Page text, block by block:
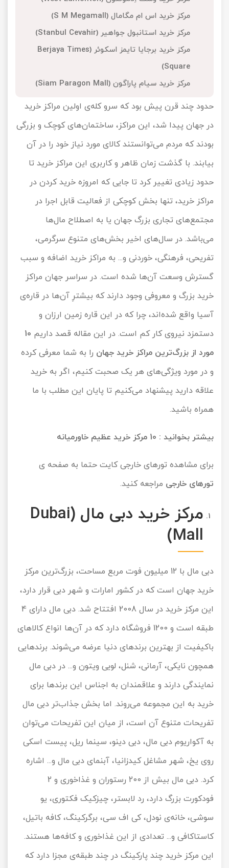
مرکز خرید اس ام مگامال (S M Megamall)
مرکز خرید استانبول جواهیر (Stanbul Cevahir)
مرکز خرید برجایا تایمز اسکوئر (Berjaya Times
Square)
مرکز خرید سیام پاراگون (Siam Paragon Mall)
حدود چند قرن پیش بود که سرو کله‌ی اولین مراکز خرید
در جهان پیدا شد، این مراکز، ساختمان‌های کوچک و بزرگی
بودند که مردم می‌توانستند کالای مورد نیاز خود را در آن
بیابند. با گذشت زمان ظاهر و کاربری این مراکز خرید تا
حدود زیادی تغییر کرد تا جایی که امروزه خرید کردن در
مراکز خرید، تنها بخش کوچکی از فعالیت قابل اجرا در
مجتمع‌های تجاری بزرگ جهان یا به اصطلاح مال‌ها
می‌باشد. در سال‌های اخیر بخش‌های متنوع سرگرمی،
تفریحی، فرهنگی، خوردنی و... به مراکز خرید اضافه و سبب
گسترش وسعت آن‌ها شده است. در سراسر جهان مراکز
خرید بزرگ و معروفی وجود دارند که بیشترِ آن‌ها در قاره‌ی
آسیا واقع شده‌اند، چرا که در این قاره زمین ارزان و
دستمزد نیروی کار کم است. در این مقاله قصد داریم 10
مورد از بزرگ‌ترین مراکز خرید جهان را به شما معرفی کرده
و در مورد ویژگی‌های هر یک صحبت کنیم، اگر به خرید
علاقه دارید پیشنهاد می‌کنیم تا پایان این مطلب با ما
همراه باشید.
بیشتر بخوانید : 10 مرکز خرید عظیم خاورمیانه
برای مشاهده تورهای خارجی کایت حتما به صفحه ی
تورهای خارجی مراجعه کنید.
مرکز خرید دبی مال (Dubai
Mall)
دبی مال با 12 میلیون فوت مربع مساحت، بزرگ‌ترین مرکز
خرید جهان است که در کشور امارات و شهر دبی قرار دارد،
این مرکز خرید در سال 2008 افتتاح شد. دبی مال دارای 4
طبقه است و 1200 فروشگاه دارد که در آن‌ها انواع کالاهای
باکیفیت از بهترین برندهای دنیا عرضه می‌شوند. برندهایی
همچون نایکی، آرمانی، شنل، لویی ویتون و... در دبی مال
نمایندگی دارند و علاقمندان به اجناس این برندها برای
خرید به این مجموعه می‌روند. اما بخش جذاب‌تر دبی مال
تفریحات متنوع آن است، از میان این تفریحات می‌توان
به آکواریوم دبی مال، دبی دینو، سینما ریل، پیست اسکی
روی یخ، شهر مشاغل کیدزانیا، آبنمای دبی مال و... اشاره
کرد. دبی مال بیش از 200 رستوران و غذاخوری و 2
فودکورت بزرگ دارد، رد لابستر، چیزکیک فکتوری، یو
سوشی، خانه‌ی نودل، کی اف سی، برگرکینگ، کافه باتیل،
کاستاکافی و... تعدادی از این غذاخوری و کافه‌ها هستند.
این مرکز خرید چند پارکینگ در چند طبقه‌ی مجزا دارد که
تور کویر مرنجاب
تور کویر کاراکال
تور کویر ابوزیدآباد
تور هرمز
تور مرداب سراوان
تور گلستان
تور چابهار
تور مرداب هسل
تور اصفهان
تور ترکمن صحرا
تور کیش از ساری
تور کیش از بندرعباس
تور سنگاپور اقساطی
تور قزاقستان اقساطی